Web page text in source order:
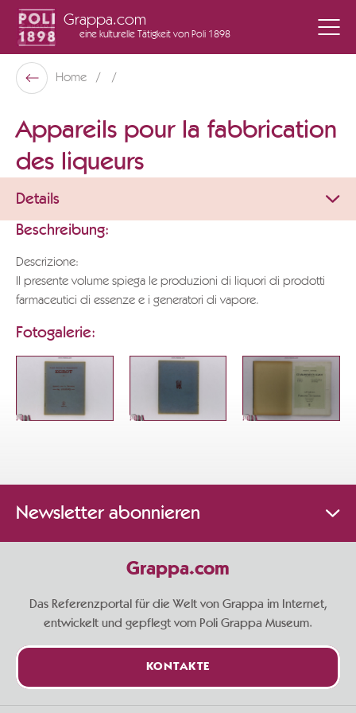
Grappa.com
eine kulturelle Tätigkeit von Poli 1898
Poli Museo Della Grappa
Zurück
Home
Appareils pour la fabbrication
des liqueurs
Details
Beschreibung:
Descrizione:
Il presente volume spiega le produzioni di liquori di prodotti
farmaceutici di essenze e i generatori di vapore.
Fotogalerie:
Newsletter abonnieren
Grappa.com
Das Referenzportal für die Welt von Grappa im Internet,
entwickelt und gepflegt vom Poli Grappa Museum.
KONTAKTE